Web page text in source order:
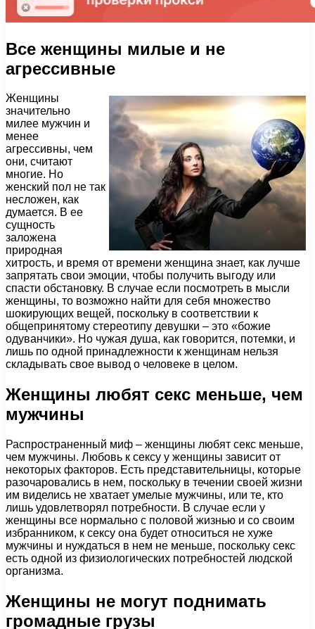
Все женщины милые и не
агрессивные
Женщины
значительно
милее мужчин и
менее
агрессивны, чем
они, считают
многие. Но
женский пол не так
несложен, как
думается. В ее
сущность
заложена
природная
хитрость, и время от времени женщина знает, как лучше
запрятать свои эмоции, чтобы получить выгоду или
спасти обстановку. В случае если посмотреть в мысли
женщины, то возможно найти для себя множество
шокирующих вещей, поскольку в соответствии к
общепринятому стереотипу девушки – это «божие
одуванчики». Но чужая душа, как говорится, потемки, и
лишь по одной принадлежности к женщинам нельзя
складывать свое вывод о человеке в целом.
Женщины любят секс меньше, чем
мужчины
Распространенный миф – женщины любят секс меньше,
чем мужчины. Любовь к сексу у женщины зависит от
некоторых факторов. Есть представительницы, которые
разочаровались в нем, поскольку в течении своей жизни
им виделись не хватает умелые мужчины, или те, кто
лишь удовлетворял потребности. В случае если у
женщины все нормально с половой жизнью и со своим
избранником, к сексу она будет относиться не хуже
мужчины и нуждаться в нем не меньше, поскольку секс
есть одной из физиологических потребностей людской
организма.
Женщины не могут поднимать
громадные грузы